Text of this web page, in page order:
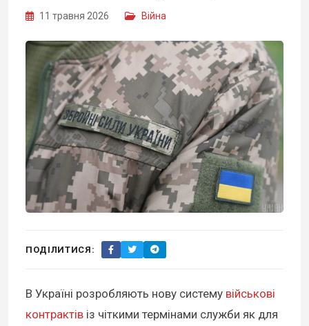
11 травня 2026 Війна
ПОДІЛИТИСЯ:
В Україні розробляють нову систему військові
контрактів із чіткими термінами служби як для